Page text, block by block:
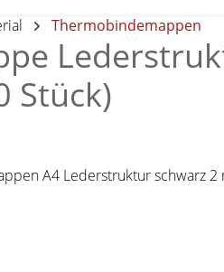
Thermobindemappen
Stück)